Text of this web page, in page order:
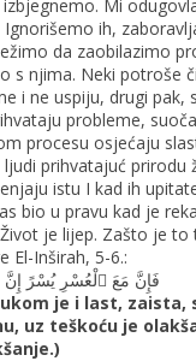
Mi
ih,
da zaobilazimo
s njima. Neki potroše
i ne uspiju, drugi pak,
probleme,
procesu osjećaju
prihvatajuć prirodu
istu I kad ih
bio u pravu kad je
je lijep. Zašto je
El-Inširah, 5-6.:
فَإِنَّ مَعَ ٱلْعُسْرِ يُسْرً
je i last, zaista,
uz teškoću je